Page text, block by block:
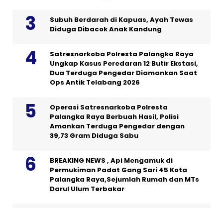
Subuh Berdarah di Kapuas, Ayah Tewas
Diduga Dibacok Anak Kandung
Satresnarkoba Polresta Palangka Raya
Ungkap Kasus Peredaran 12 Butir Ekstasi,
Dua Terduga Pengedar Diamankan Saat
Ops Antik Telabang 2026
Operasi Satresnarkoba Polresta
Palangka Raya Berbuah Hasil, Polisi
Amankan Terduga Pengedar dengan
39,73 Gram Diduga Sabu
BREAKING NEWS , Api Mengamuk di
Permukiman Padat Gang Sari 45 Kota
Palangka Raya,Sejumlah Rumah dan MTs
Darul Ulum Terbakar